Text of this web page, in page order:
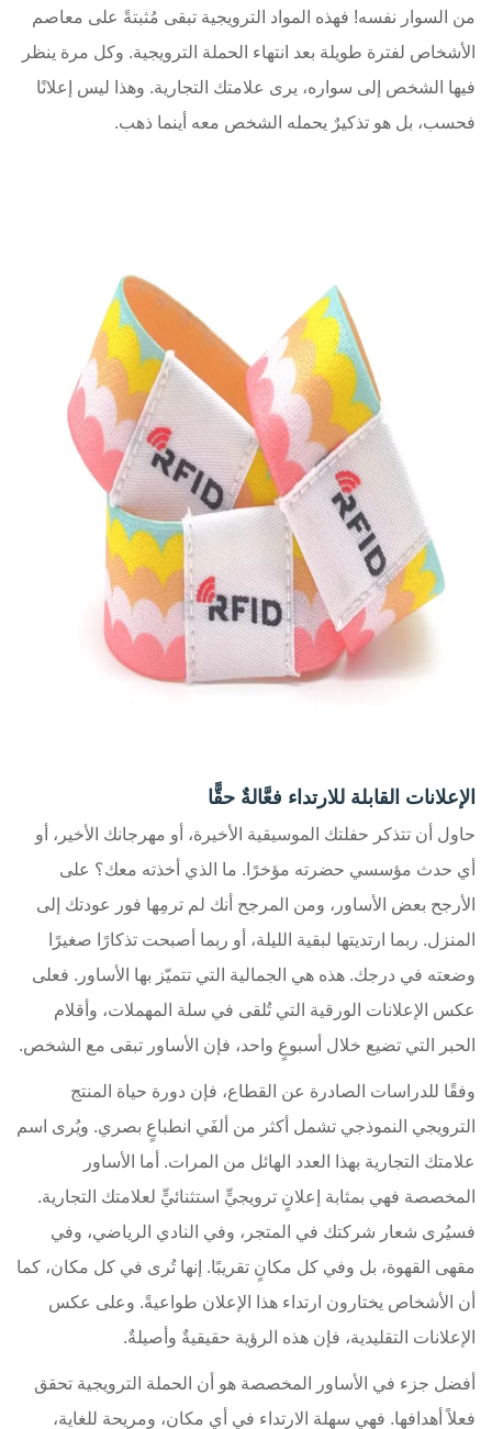
من السوار نفسه! فهذه المواد الترويجية تبقى مُثبتةً على معاصم
الأشخاص لفترة طويلة بعد انتهاء الحملة الترويجية. وكل مرة ينظر
فيها الشخص إلى سواره، يرى علامتك التجارية. وهذا ليس إعلانًا
فحسب، بل هو تذكيرٌ يحمله الشخص معه أينما ذهب.
الإعلانات القابلة للارتداء فعَّالةٌ حقًّا
حاول أن تتذكر حفلتك الموسيقية الأخيرة، أو مهرجانك الأخير، أو
أي حدث مؤسسي حضرته مؤخرًا. ما الذي أخذته معك؟ على
الأرجح بعض الأساور، ومن المرجح أنك لم ترمِها فور عودتك إلى
المنزل. ربما ارتديتها لبقية الليلة، أو ربما أصبحت تذكارًا صغيرًا
وضعته في درجك. هذه هي الجمالية التي تتميّز بها الأساور. فعلى
عكس الإعلانات الورقية التي تُلقى في سلة المهملات، وأقلام
الحبر التي تضيع خلال أسبوعٍ واحد، فإن الأساور تبقى مع الشخص.
وفقًا للدراسات الصادرة عن القطاع، فإن دورة حياة المنتج
الترويجي النموذجي تشمل أكثر من ألفَي انطباعٍ بصري. ويُرى اسم
علامتك التجارية بهذا العدد الهائل من المرات. أما الأساور
المخصصة فهي بمثابة إعلانٍ ترويجيٍّ استثنائيٍّ لعلامتك التجارية.
فسيُرى شعار شركتك في المتجر، وفي النادي الرياضي، وفي
مقهى القهوة، بل وفي كل مكانٍ تقريبًا. إنها تُرى في كل مكان، كما
أن الأشخاص يختارون ارتداء هذا الإعلان طواعيةً. وعلى عكس
الإعلانات التقليدية، فإن هذه الرؤية حقيقيةٌ وأصيلةٌ.
أفضل جزء في الأساور المخصصة هو أن الحملة الترويجية تحقق
فعلاً أهدافها. فهي سهلة الارتداء في أي مكان، ومريحة للغاية،